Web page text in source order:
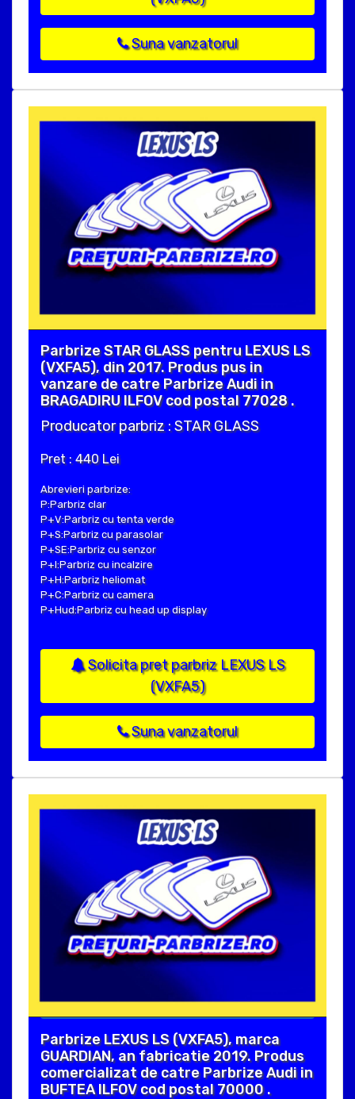
Suna vanzatorul
Parbrize STAR GLASS pentru LEXUS LS
(VXFA5), din 2017. Produs pus in
vanzare de catre Parbrize Audi in
BRAGADIRU ILFOV cod postal 77028 .
Producator parbriz : STAR GLASS
Pret : 440 Lei
Abrevieri parbrize:
P:Parbriz clar
P+V:Parbriz cu tenta verde
P+S:Parbriz cu parasolar
P+SE:Parbriz cu senzor
P+I:Parbriz cu incalzire
P+H:Parbriz heliomat
P+C:Parbriz cu camera
P+Hud:Parbriz cu head up display
Solicita pret parbriz LEXUS LS
(VXFA5)
Suna vanzatorul
Parbrize LEXUS LS (VXFA5), marca
GUARDIAN, an fabricatie 2019. Produs
comercializat de catre Parbrize Audi in
BUFTEA ILFOV cod postal 70000 .